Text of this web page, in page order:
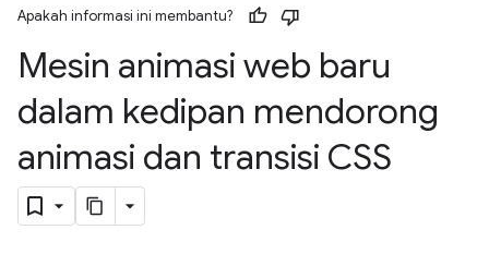
Apakah informasi ini membantu?
Mesin animasi web baru
dalam kedipan mendorong
animasi dan transisi CSS